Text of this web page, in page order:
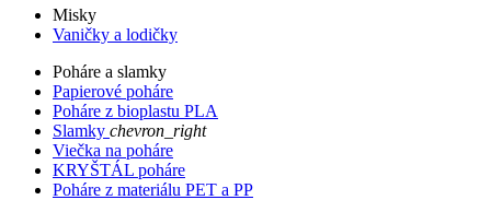
Misky
Vaničky a lodičky
Poháre a slamky
Papierové poháre
Poháre z bioplastu PLA
Slamky chevron_right
Viečka na poháre
KRYŠTÁL poháre
Poháre z materiálu PET a PP